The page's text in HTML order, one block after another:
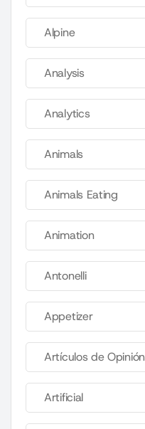
Alpine
Analysis
Analytics
Animals
Animals Eating
Animation
Antonelli
Appetizer
Artículos de Opinión
Artificial